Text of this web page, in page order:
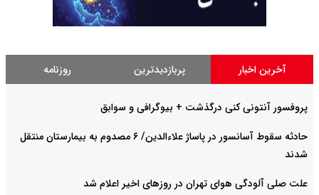
آخرین اخبار پربازدیدترین روزنامه
پروفسور آنتونی کنی درگذشت + بیوگرافی و سوابق
حادثه سقوط آسانسور در پاساژ علاءالدین/ ۶ مصدوم به بیمارستان منتقل
شدند
علت صلی آلودگی هوای تهران در روزهای اخیر اعلام شد